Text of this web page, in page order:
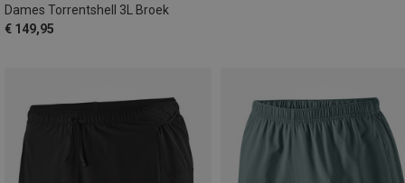
Dames Torrentshell 3L Broek
€ 149,95